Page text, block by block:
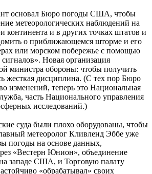
основал Бюро погоды США, чтобы
метеорологических наблюдений на
континента и в других точках штатов и
о приближающемся шторме и его
или морском побережье с помощью
Новая организация
министра обороны: чтобы получить
жесткая дисциплина. (С тех пор Бюро
изменений, теперь это Национальная
часть Национального управления
исследований.)
суда были плохо оборудованы, чтобы
метеоролог Кливленд Эббе уже
погоды на основе данных,
«Вестерн Юнион», объединение
западе США, и Торговую палату
«обрабатывал» своих